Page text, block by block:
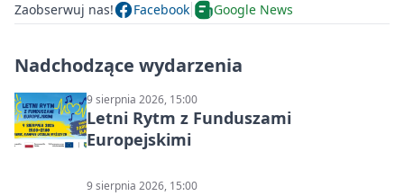
Zaobserwuj nas! Facebook Google News
Nadchodzące wydarzenia
9 sierpnia 2026, 15:00
Letni Rytm z Funduszami
Europejskimi
9 sierpnia 2026, 15:00